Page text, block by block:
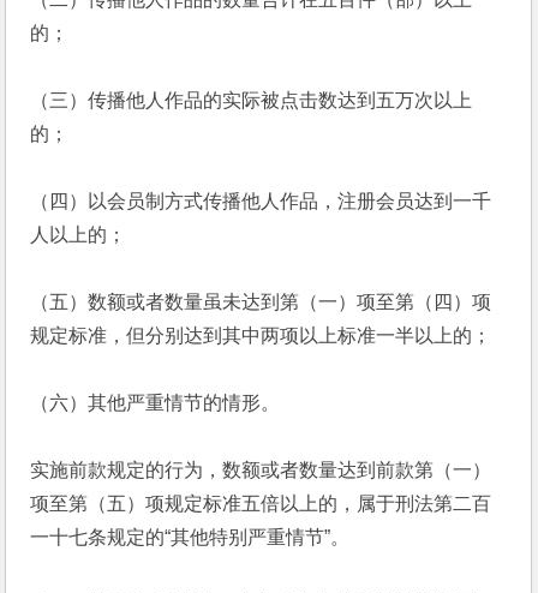
的；
（三）传播他人作品的实际被点击数达到五万次以上
的；
（四）以会员制方式传播他人作品，注册会员达到一千
人以上的；
（五）数额或者数量虽未达到第（一）项至第（四）项
规定标准，但分别达到其中两项以上标准一半以上的；
（六）其他严重情节的情形。
实施前款规定的行为，数额或者数量达到前款第（一）
项至第（五）项规定标准五倍以上的，属于刑法第二百
一十七条规定的“其他特别严重情节”。